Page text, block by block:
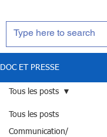
DOC ET PRESSE
Tous les posts
Communication/
Tous les posts